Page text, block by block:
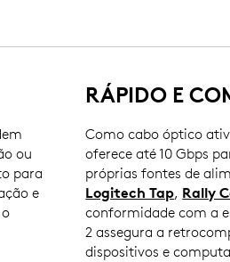
ou
para
e
RÁPIDO E
Como cabo óptico
oferece até 10 Gbps
próprias fontes de
Logitech Tap, Rally
conformidade com a
2 assegura a
dispositivos e